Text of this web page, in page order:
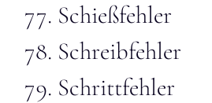
Schießfehler
Schreibfehler
Schrittfehler